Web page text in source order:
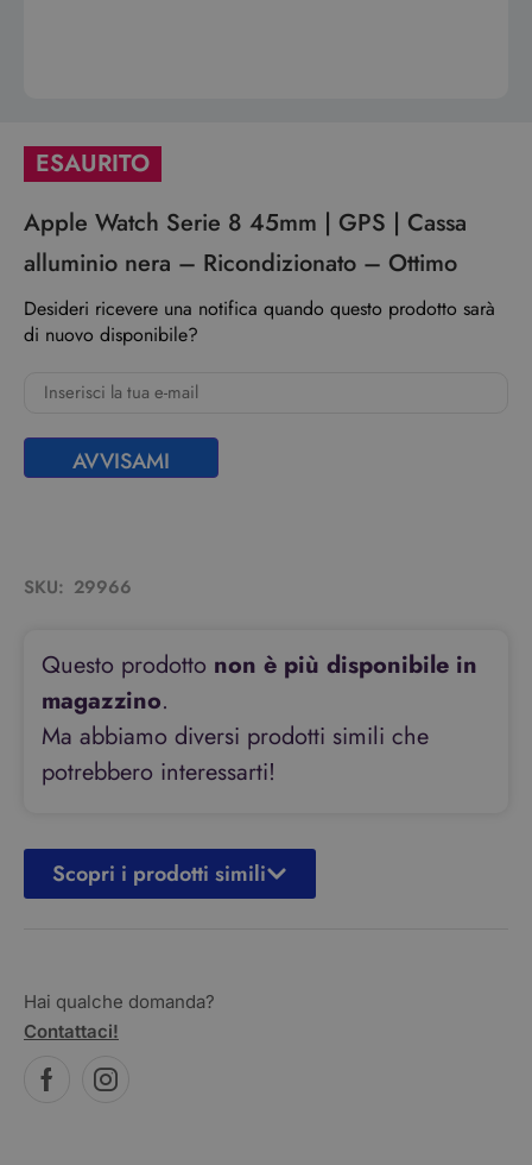
ESAURITO
Apple Watch Serie 8 45mm | GPS | Cassa
alluminio nera – Ricondizionato – Ottimo
Desideri ricevere una notifica quando questo prodotto sarà
di nuovo disponibile?
AVVISAMI
SKU: 29966
Questo prodotto non è più disponibile in
magazzino.
Ma abbiamo diversi prodotti simili che
potrebbero interessarti!
Scopri i prodotti simili
Hai qualche domanda?
Contattaci!